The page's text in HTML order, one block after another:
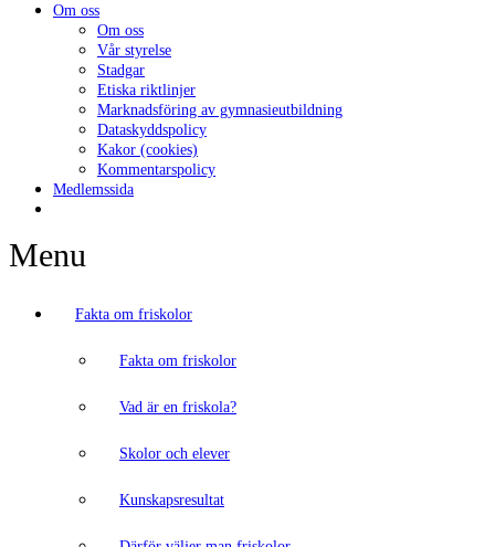
Om oss
Om oss
Vår styrelse
Stadgar
Etiska riktlinjer
Marknadsföring av gymnasieutbildning
Dataskyddspolicy
Kakor (cookies)
Kommentarspolicy
Medlemssida
Menu
Fakta om friskolor
Fakta om friskolor
Vad är en friskola?
Skolor och elever
Kunskapsresultat